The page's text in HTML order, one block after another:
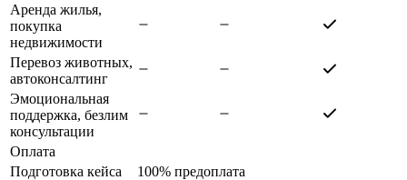
Аренда жилья,
покупка
недвижимости
Перевоз животных,
автоконсалтинг
Эмоциональная
поддержка, безлим
консультации
Оплата
Подготовка кейса
100% предоплата